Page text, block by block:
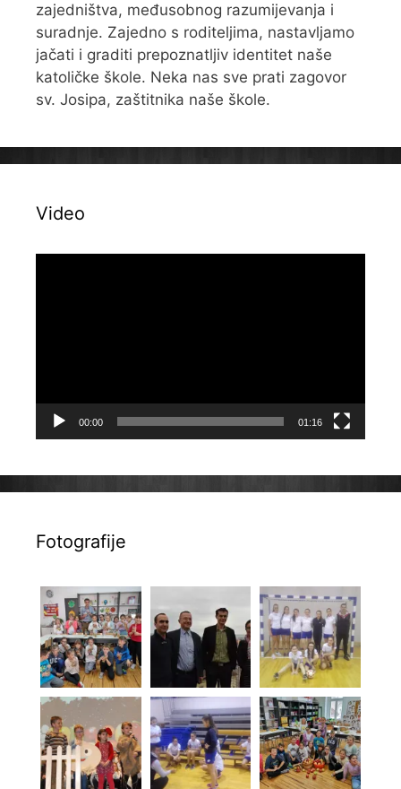
zajedništva, međusobnog razumijevanja i
suradnje. Zajedno s roditeljima, nastavljamo
jačati i graditi prepoznatljiv identitet naše
katoličke škole. Neka nas sve prati zagovor
sv. Josipa, zaštitnika naše škole.
Video
00:00 01:16
Fotografije